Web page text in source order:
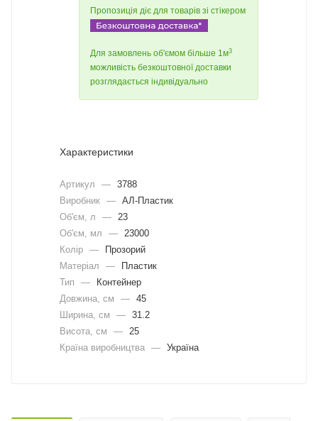
Пропозиція діє для товарів зі стікером
Для замовлень об'ємом більше 1м3
можливість безкоштовної доставки
розглядається індивідуально
Характеристики
Артикул — 3788
Виробник — АЛ-Пластик
Об'єм, л
—
23
Об'єм, мл
—
23000
Колір —
Прозорий
Матеріал
—
Пластик
Тип
—
Контейнер
Довжина, cм
— 45
Ширина, cм
— 31.2
Висота, см
—
25
Країна виробництва — Україна